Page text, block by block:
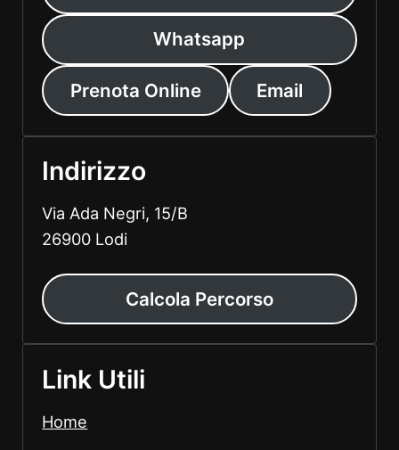
Whatsapp
Prenota Online Email
Indirizzo
Via Ada Negri, 15/B
26900 Lodi
Calcola Percorso
Link Utili
Home